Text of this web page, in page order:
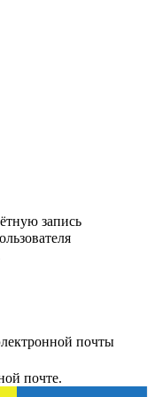
запись
почты
почте.